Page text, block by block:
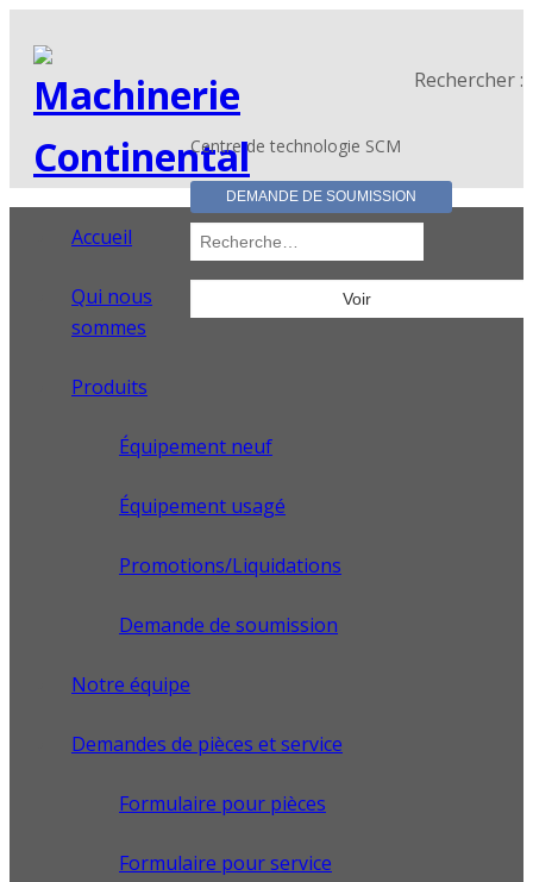
Centre de technologie SCM
DEMANDE DE SOUMISSION
Rechercher :
Accueil
Qui nous
sommes
Produits
Équipement neuf
Équipement usagé
Promotions/Liquidations
Demande de soumission
Notre équipe
Demandes de pièces et service
Formulaire pour pièces
Formulaire pour service